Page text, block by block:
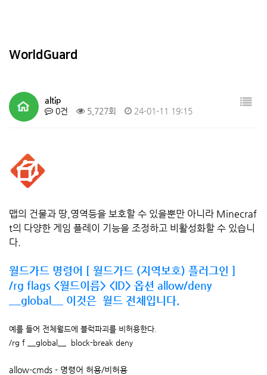
WorldGuard
altip
0건
5,727회 24-01-11 19:15
맵의 건물과 땅,영역등을 보호할 수 있을뿐만 아니라 Minecraf
t의 다양한 게임 플레이 기능을 조정하고 비활성화할 수 있습니
다.
월드가드 명령어 [ 월드가드 (지역보호) 플러그인 ]
/rg flags <월드이름> <ID> 옵션 allow/deny
__global__ 이것은 월드 전체입니다.
예를 들어 전체월드에 블럭파괴를 비허용한다.
/rg f __global__ block-break deny
allow-cmds - 명령어 허용/비허용